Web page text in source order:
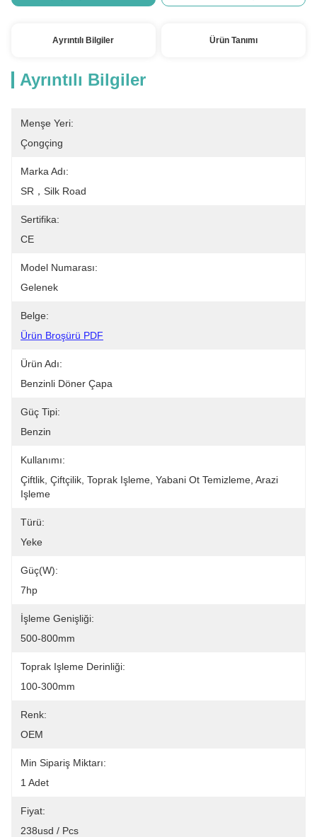
Ayrıntılı Bilgiler Ürün Tanımı
Ayrıntılı Bilgiler
Menşe Yeri:
Çongçing
Marka Adı:
SR，Silk Road
Sertifika:
CE
Model Numarası:
Gelenek
Belge:
Ürün Broşürü PDF
Ürün Adı:
Benzinli Döner Çapa
Güç Tipi:
Benzin
Kullanımı:
Çiftlik, Çiftçilik, Toprak Işleme, Yabani Ot Temizleme, Arazi
Işleme
Türü:
Yeke
Güç(w):
7hp
İşleme Genişliği:
500-800mm
Toprak Işleme Derinliği:
100-300mm
Renk:
OEM
Min Sipariş Miktarı:
1 Adet
Fiyat:
238usd / Pcs